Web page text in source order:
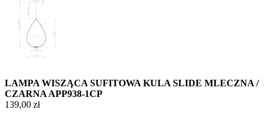
LAMPA WISZĄCA SUFITOWA KULA SLIDE MLECZNA /
CZARNA APP938-1CP
139,00 zł